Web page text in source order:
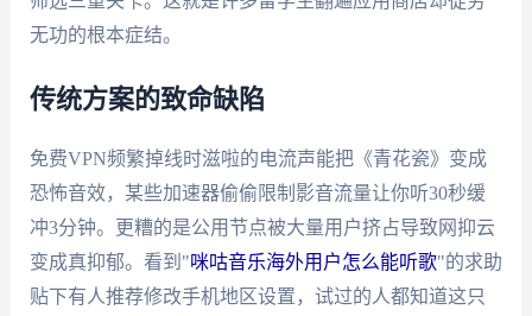
无功的根本症结。
传统方案的致命缺陷
免费VPN频繁掉线时滋啦的电流声能把《青花瓷》变成
恐怖音效，某些加速器偷偷限制影音流量让你听30秒缓
冲3分钟。更糟的是公用节点被大量用户挤占导致网抑云
变成真抑郁。看到"咪咕音乐海外用户怎么能听歌"的求助
贴下有人推荐修改手机地区设置，试过的人都知道这只